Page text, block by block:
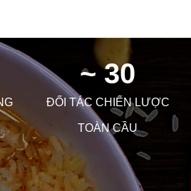
~ 30
ĐỐI TÁC CHIẾN LƯỢC
TOÀN CẦU